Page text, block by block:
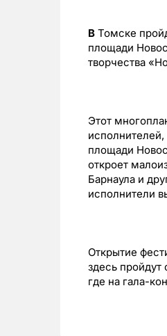
В Томске
площади
творчества
Этот
площади
откроет
Барнаула и
исполнители
Открытие
здесь пройдут
где на гала-